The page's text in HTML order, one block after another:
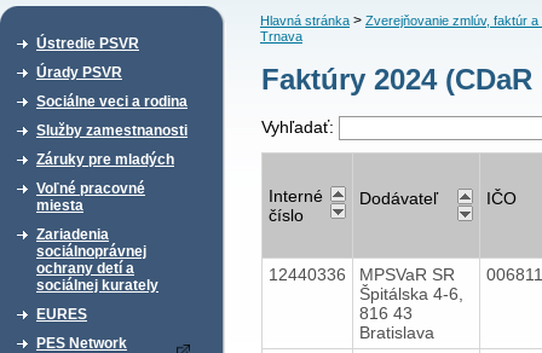
Ústredie PSVR
Úrady PSVR
Sociálne veci a rodina
Služby zamestnanosti
Záruky pre mladých
Voľné pracovné
miesta
Zariadenia
sociálnoprávnej
ochrany detí a
sociálnej kurately
EURES
PES Network
Hlavná stránka> Zverejňovanie zmlúv, faktúr a
Trnava
Faktúry 2024
Vyhľadať:
Interné
číslo
Dodávateľ IČO
12440336
MPSVaR SR
Špitálska 4-6,
816 43
Bratislava